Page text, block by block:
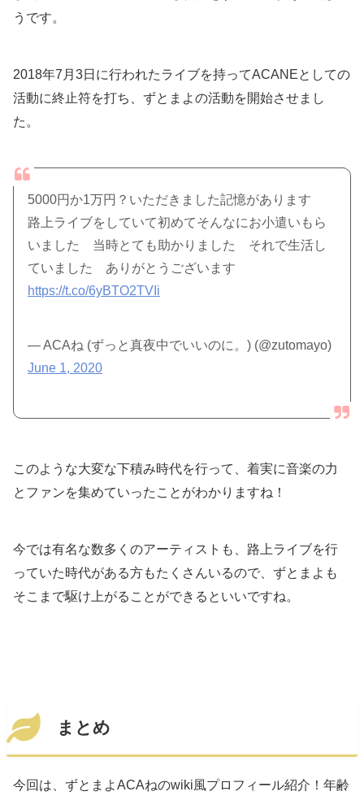
うです。
2018年7月3日に行われたライブを持ってACANEとしての
活動に終止符を打ち、ずとまよの活動を開始させまし
た。
5000円か1万円？いただきました記憶があります
路上ライブをしていて初めてそんなにお小遣いもら
いました 当時とても助かりました それで生活し
ていました ありがとうございます
https://t.co/6yBTO2TVIi
— ACAね (ずっと真夜中でいいのに。) (@zutomayo)
June 1, 2020
このような大変な下積み時代を行って、着実に音楽の力
とファンを集めていったことがわかりますね！
今では有名な数多くのアーティストも、路上ライブを行
っていた時代がある方もたくさんいるので、ずとまよも
そこまで駆け上がることができるといいですね。
まとめ
今回は、ずとまよACAねのwiki風プロフィール紹介！年齢